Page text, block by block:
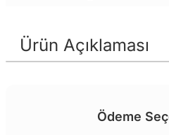
Ürün Açıklaması
Ödeme